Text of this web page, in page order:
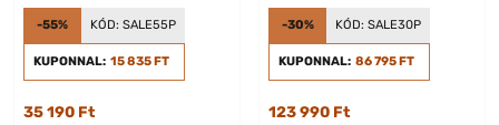
-55% KÓD: SALE55P
KUPONNAL: 15 835 FT
35 190 Ft
150 cm
-30% KÓD: SALE30P
KUPONNAL: 86 795 FT
123 990 Ft